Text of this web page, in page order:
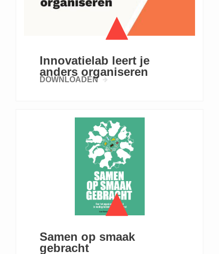
Innovatielab leert je
anders organiseren
DOWNLOADEN
Samen op smaak
gebracht